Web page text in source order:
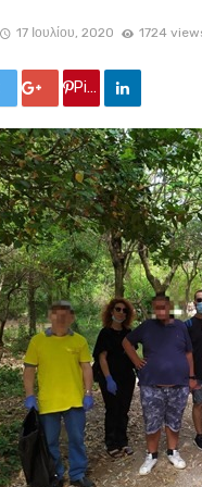
17 Ιουλίου, 2020 1724
Google +
Pin it